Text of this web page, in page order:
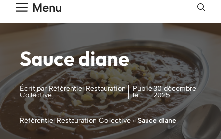
Menu
Sauce diane
Écrit par Référentiel Restauration
Collective
Publié
le
30 décembre
2025
Référentiel Restauration Collective »Sauce diane